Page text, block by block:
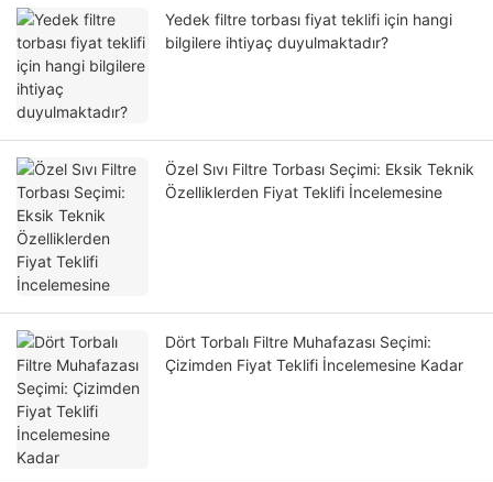
Yedek filtre torbası fiyat teklifi için hangi
bilgilere ihtiyaç duyulmaktadır?
Özel Sıvı Filtre Torbası Seçimi: Eksik Teknik
Özelliklerden Fiyat Teklifi İncelemesine
Dört Torbalı Filtre Muhafazası Seçimi:
Çizimden Fiyat Teklifi İncelemesine Kadar